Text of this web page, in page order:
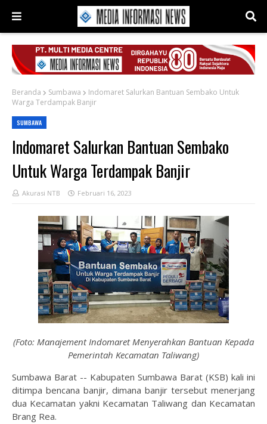
Beranda Sumbawa
Indomaret Salurkan Bantuan Sembako Untuk
Warga Terdampak Banjir
SUMBAWA
Indomaret Salurkan Bantuan Sembako
Untuk Warga Terdampak Banjir
Akurasi NTB Februari 16, 2023
(Foto: Manajement Indomaret Menyerahkan Bantuan Kepada
Pemerintah Kecamatan Taliwang)
Sumbawa Barat -- Kabupaten Sumbawa Barat (KSB) kali ini
ditimpa bencana banjir, dimana banjir tersebut menerjang
dua Kecamatan yakni Kecamatan Taliwang dan Kecamatan
Brang Rea.